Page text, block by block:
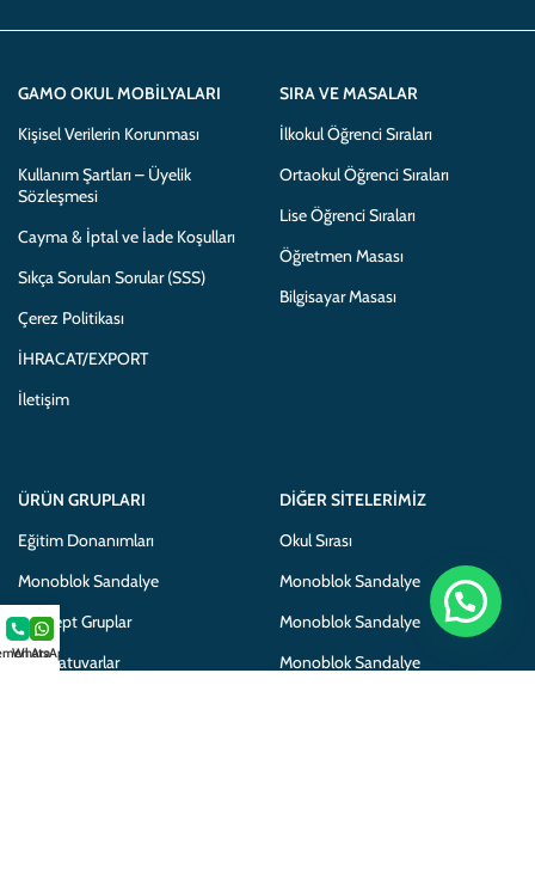
GAMO OKUL MOBILYALARI
Kişisel Verilerin Korunması
Kullanım Şartları – Üyelik
Sözleşmesi
Cayma & İptal ve İade Koşulları
Sıkça Sorulan Sorular (SSS)
Çerez Politikası
İHRACAT/EXPORT
İletişim
SIRA VE MASALAR
İlkokul Öğrenci Sıraları
Ortaokul Öğrenci Sıraları
Lise Öğrenci Sıraları
Öğretmen Masası
Bilgisayar Masası
ÜRÜN GRUPLARI
Eğitim Donanımları
Monoblok Sandalye
Konsept Gruplar
Laboratuvarlar
DIĞER SITELERIMIZ
Okul Sırası
Monoblok Sandalye
Monoblok Sandalye
Monoblok Sandalye
Ara
WhatsApp